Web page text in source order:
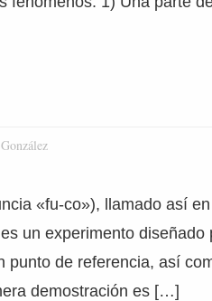
«fu-co»), llamado así
un experimento diseñado
punto de referencia, así
demostración es […]